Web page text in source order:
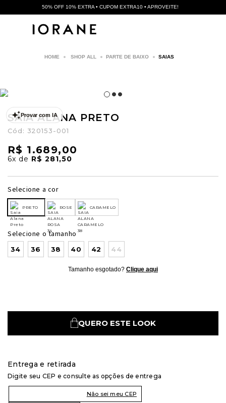
50% OFF 10% EXTRA • CUPOM EXTRA10 • APROVEITE!
SHOP ALL PARTE DE BAIXO SAIAS
Provar com IA
SAIA ALANA PRETO
Cód: 320153-001
R$ 1.689,00
6x de R$ 281,50
Selecione a cor
PRETO ROSE CARAMELO
Selecione o tamanho
34 36 38 40 42 44
Tamanho esgotado? Clique aqui
QUERO ESTE LOOK
Entrega e retirada
Digite seu CEP e consulte as opções de entrega
Não sei meu CEP